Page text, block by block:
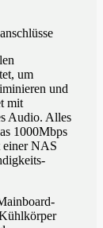
um
und
mit
Audio. Alles
1000Mbps
einer NAS